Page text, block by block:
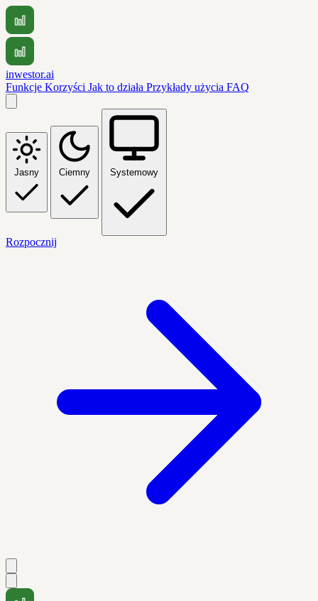
inwestor.ai
Funkcje Korzyści Jak to działa Przykłady użycia FAQ
Jasny Ciemny Systemowy
Rozpocznij